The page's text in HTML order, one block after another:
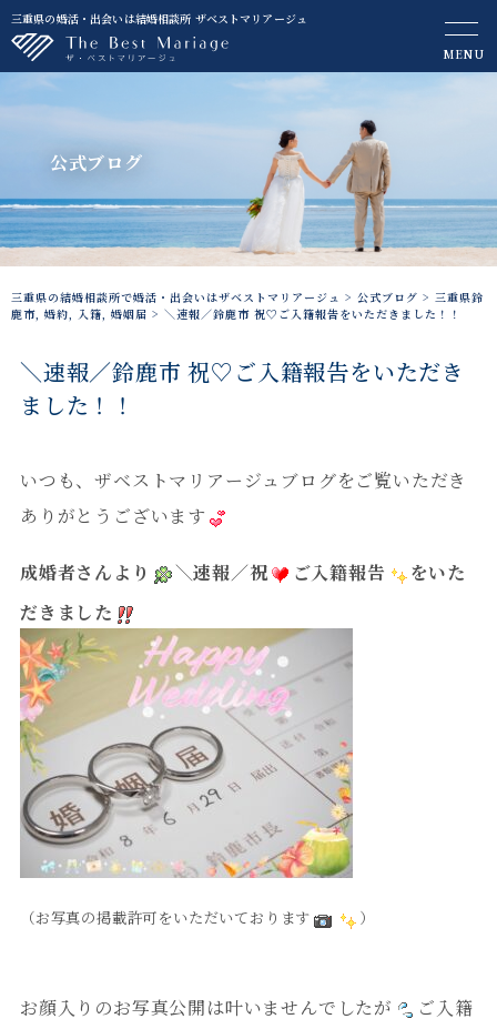
三重県の婚活・出会いは結婚相談所 ザベストマリアージュ
MENU
公式ブログ
三重県の結婚相談所で婚活・出会いはザベストマリアージュ > 公式ブログ > 三重県鈴
鹿市, 婚約, 入籍, 婚姻届 > ＼速報／鈴鹿市 祝♡ご入籍報告をいただきました！！
＼速報／鈴鹿市 祝♡ご入籍報告をいただき
ました！！
いつも、ザベストマリアージュブログをご覧いただき
ありがとうございます
成婚者さんより ＼速報／祝 ご入籍報告
をいた
だきました
（お写真の掲載許可をいただいております ）
お顔入りのお写真公開は叶いませんでしたが
ご入籍